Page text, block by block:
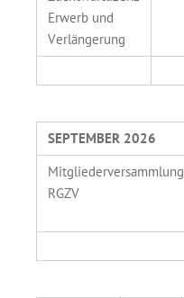
Erwerb und
Verlängerung
SEPTEMBER 2026
Mitgliederversammlung
RGZV